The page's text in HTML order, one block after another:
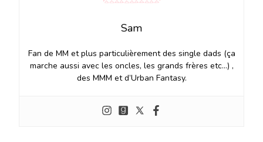
Sam
Fan de MM et plus particulièrement des single dads (ça
marche aussi avec les oncles, les grands frères etc…) ,
des MMM et d’Urban Fantasy.